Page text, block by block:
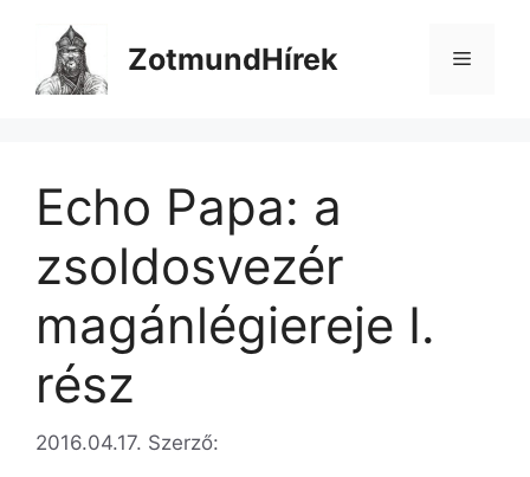
tartalomba
ZotmundHírek Menü
Echo Papa: a
zsoldosvezér
magánlégiereje I.
rész
2016.04.17. Szerző: